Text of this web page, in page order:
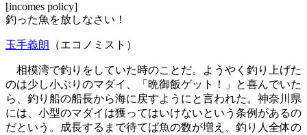
[incomes policy]
釣った魚を放しなさい！
玉手義朗 （エコノミスト）
相模湾で釣りをしていた時のことだ。ようやく釣り上げた
のは少し小ぶりのマダイ、「晩御飯ゲット！」と喜んでいた
ら、釣り船の船長から海に戻すようにと言われた。神奈川県
には、小型のマダイは獲ってはいけないという条例があるの
だという。成長するまで待てば魚の数が増え、釣り人全体の